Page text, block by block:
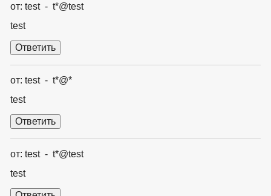
от: test - t*@test
test
от: test - t*@*
test
от: test - t*@test
test